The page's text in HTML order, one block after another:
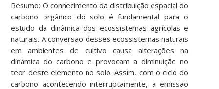
Resumo: O conhecimento da distribuição espacial do
carbono orgânico do solo é fundamental para o
estudo da dinâmica dos ecossistemas agrícolas e
naturais. A conversão desses ecossistemas naturais
em ambientes de cultivo causa alterações na
dinâmica do carbono e provocam a diminuição no
teor deste elemento no solo. Assim, com o ciclo do
carbono acontecendo interruptamente, a emissão